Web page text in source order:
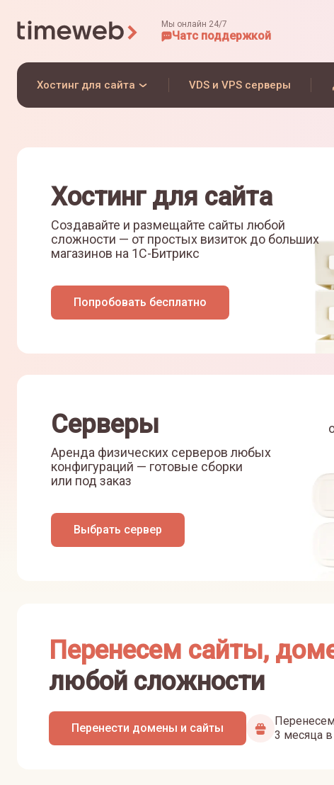
Мы онлайн 24/7
Чатс поддержкой
Хостинг для сайта VDS и VPS серверы
Хостинг для сайта
Создавайте и размещайте сайты любой
сложности — от простых визиток до больших
магазинов на 1С-Битрикс
Попробовать бесплатно
Серверы
Аренда физических серверов любых
конфигураций — готовые сборки
или под заказ
Выбрать сервер
Перенесем сайты,
любой сложности
Перенести домены и сайты
3 месяца в